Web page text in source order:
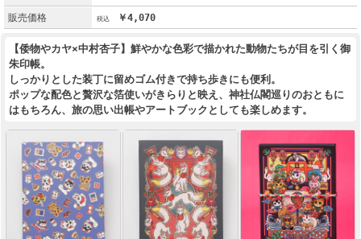
販売価格
￥4,070
【倭物やカヤ×中村杏子】鮮やかな色彩で描かれた動物たちが目を引く御
朱印帳。
しっかりとした装丁に留めゴム付きで持ち歩きにも便利。
ポップな配色と贅沢な箔使いがきらりと映え、神社仏閣巡りのおともに
はもちろん、旅の思い出帳やアートブックとしても楽しめます。